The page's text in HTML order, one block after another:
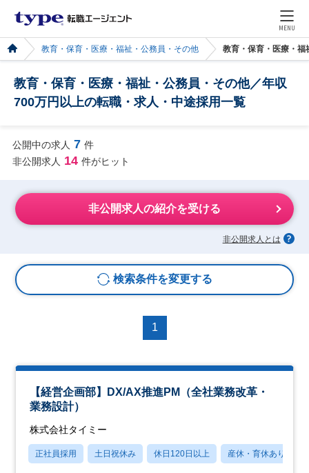
MENU
教育・保育・医療・福祉・公務員・その他 教育・保育・医療・福
教育・保育・医療・福祉・公務員・その他／年収
700万円以上の転職・求人・中途採用一覧
公開中の求人 7 件
非公開求人 14 件がヒット
非公開求人の紹介を受ける
非公開求人とは
検索条件を変更する
1
【経営企画部】DX/AX推進PM（全社業務改革・
業務設計）
株式会社タイミー
正社員採用 土日祝休み 休日120日以上 産休・育休あり